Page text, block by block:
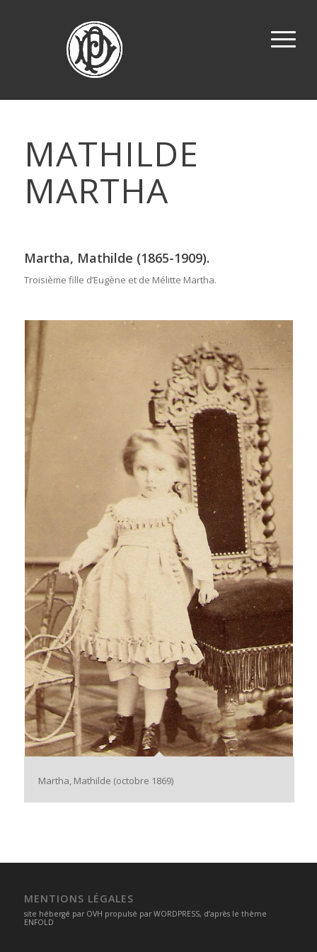
MATHILDE
MARTHA
Martha, Mathilde (1865-1909).
Troisième fille d’Eugène et de Mélitte Martha.
Martha, Mathilde (octobre 1869)
MENTIONS LÉGALES
site hébergé par OVH propulsé parWORDPRESS, d’après le thème
ENFOLD